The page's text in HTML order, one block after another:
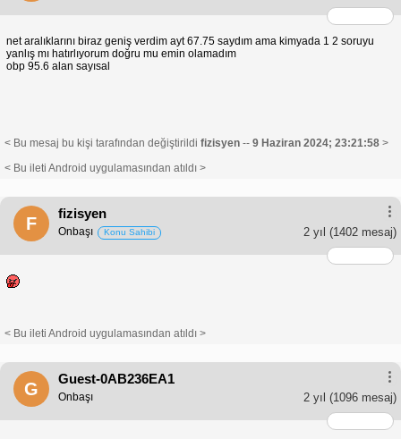
net aralıklarını biraz geniş verdim ayt 67.75 saydım ama kimyada 1 2 soruyu
yanlış mı hatırlıyorum doğru mu emin olamadım
obp 95.6 alan sayısal
< Bu mesaj bu kişi tarafından değiştirildi fizisyen -- 9 Haziran 2024; 23:21:58 >
< Bu ileti Android uygulamasından atıldı >
F
fizisyen
2 yıl (1402 mesaj)
Onbaşı Konu Sahibi
< Bu ileti Android uygulamasından atıldı >
G
Guest-0AB236EA1
2 yıl (1096 mesaj)
Onbaşı